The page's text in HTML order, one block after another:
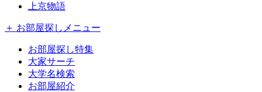
上京物語
＋ お部屋探しメニュー
お部屋探し特集
大家サーチ
大学名検索
お部屋紹介